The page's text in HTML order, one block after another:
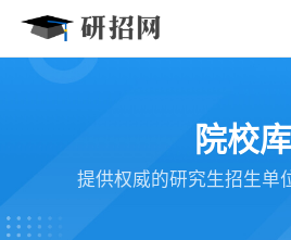
院校库
提供权威的研究生招生单